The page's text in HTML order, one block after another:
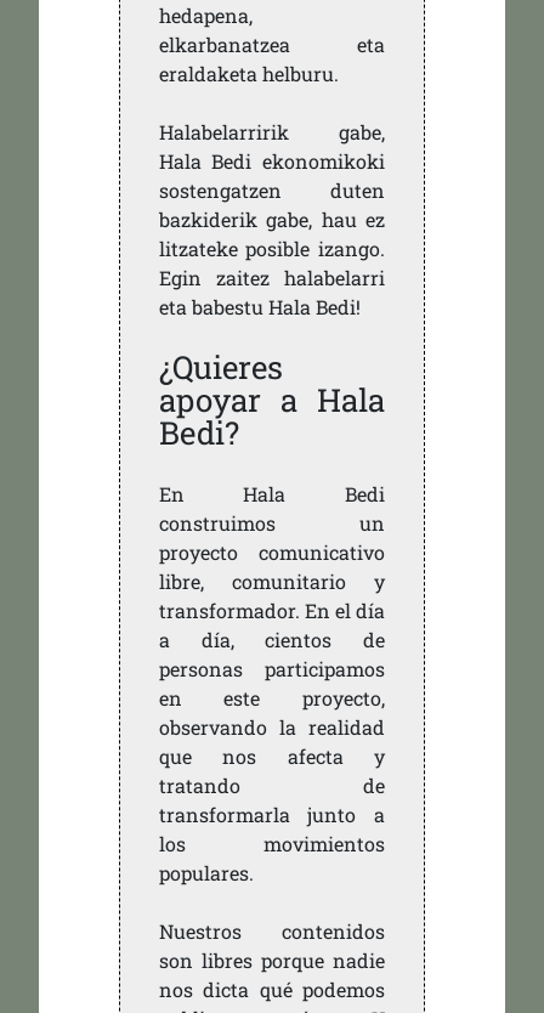
hedapena,
elkarbanatzea eta
eraldaketa helburu.
Halabelarririk gabe,
Hala Bedi ekonomikoki
sostengatzen duten
bazkiderik gabe, hau ez
litzateke posible izango.
Egin zaitez halabelarri
eta babestu Hala Bedi!
¿Quieres
apoyar a Hala
Bedi?
En Hala Bedi
construimos un
proyecto comunicativo
libre, comunitario y
transformador. En el día
a día, cientos de
personas participamos
en este proyecto,
observando la realidad
que nos afecta y
tratando de
transformarla junto a
los movimientos
populares.
Nuestros contenidos
son libres porque nadie
nos dicta qué podemos